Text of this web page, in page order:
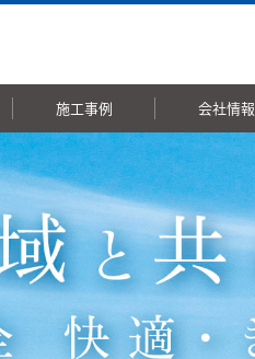
施工事例 会社情報